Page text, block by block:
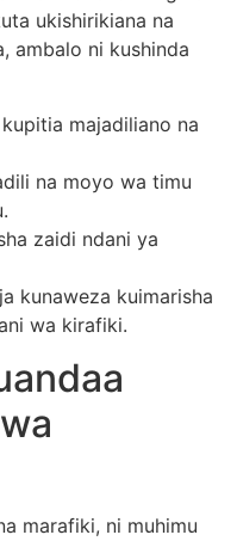
ukishirikiana na
ambalo ni kushinda
majadiliano na
na moyo wa timu
zaidi ndani ya
kunaweza kuimarisha
wa kirafiki.
marafiki, ni muhimu